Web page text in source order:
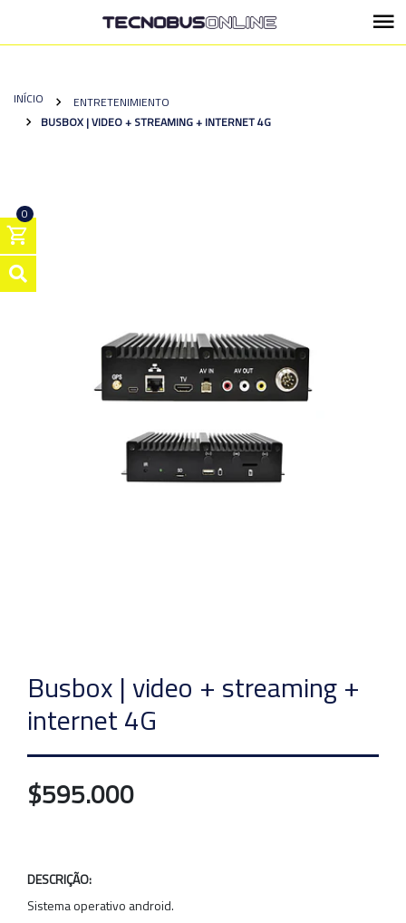
0
INÍCIO
ENTRETENIMIENTO
BUSBOX | VIDEO + STREAMING + INTERNET 4G
Busbox | video + streaming +
internet 4G
$595.000
DESCRIÇÃO:
Sistema operativo android.